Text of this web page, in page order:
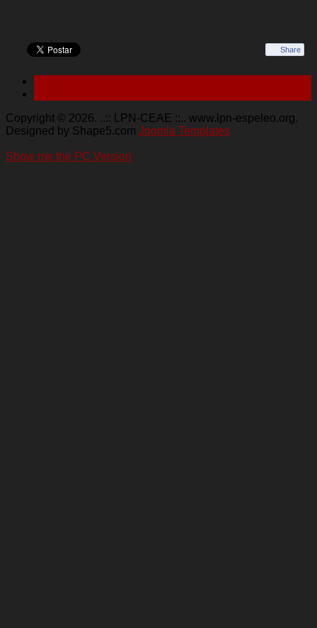
Share
Copyright © 2026. ..:: LPN-CEAE ::.. www.lpn-espeleo.org.
Designed by Shape5.com Joomla Templates
Show me the PC Version